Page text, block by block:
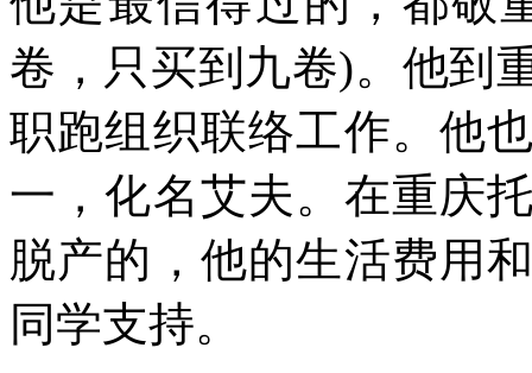
卷，只买到九卷)。他到
职跑组织联络工作。他
一，化名艾夫。在重庆
脱产的，他的生活费用
同学支持。